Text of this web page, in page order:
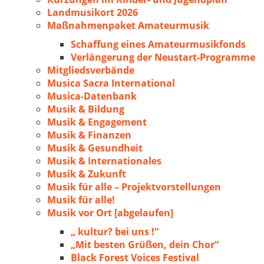
Landmusikort 2026
Maßnahmenpaket Amateurmusik
Schaffung eines Amateurmusikfonds
Verlängerung der Neustart-Programme
Mitgliedsverbände
Musica Sacra International
Musica-Datenbank
Musik & Bildung
Musik & Engagement
Musik & Finanzen
Musik & Gesundheit
Musik & Internationales
Musik & Zukunft
Musik für alle – Projektvorstellungen
Musik für alle!
Musik vor Ort [abgelaufen]
„ kultur? bei uns !“
„Mit besten Grüßen, dein Chor“
Black Forest Voices Festival